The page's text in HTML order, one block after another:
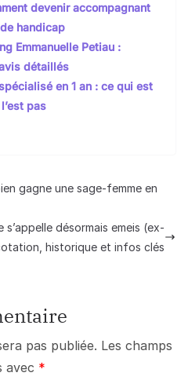
devenir accompagnant
handicap
Emmanuelle Petiau :
détaillés
en 1 an : ce qui est
pas
gagne une sage-femme en
désormais emeis (ex-
historique et infos clés
pas publiée. Les champs
avec *